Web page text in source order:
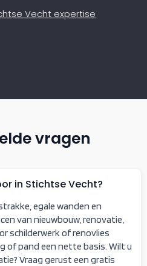
Vecht expertise
vragen
in Stichtse Vecht?
egale wanden en
van nieuwbouw, renovatie,
schilderwerk of renovlies
of pand een nette basis. Wilt u
Vraag gerust een gratis